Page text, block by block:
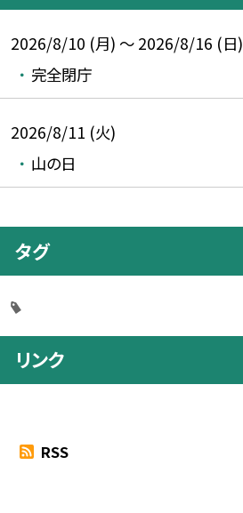
2026/8/10 (月) ～ 2026/8/16 (日)
完全閉庁
2026/8/11 (火)
山の日
タグ
リンク
RSS